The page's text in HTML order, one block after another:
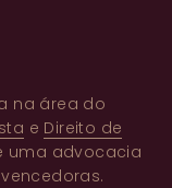
na área do
e Direito de
uma advocacia